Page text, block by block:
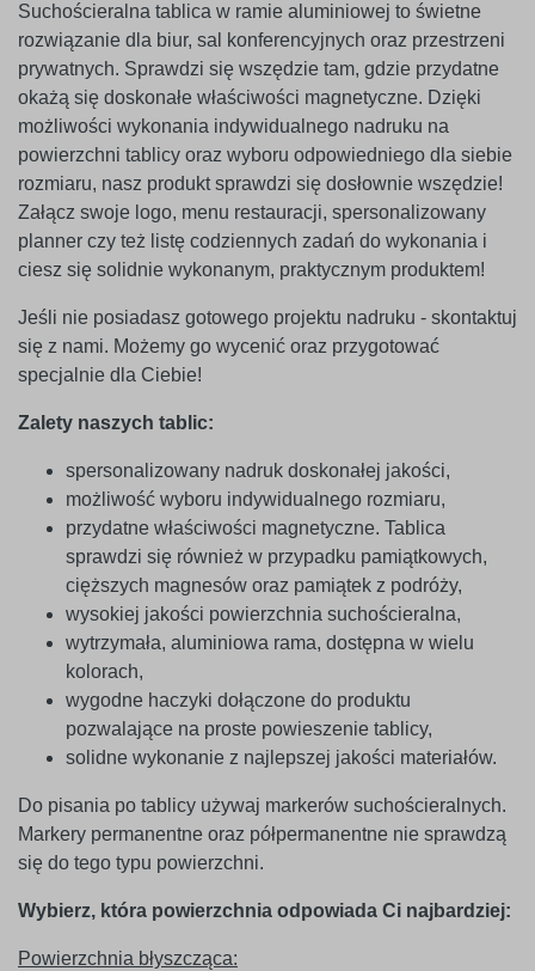
Suchościeralna tablica w ramie aluminiowej to świetne
rozwiązanie dla biur, sal konferencyjnych oraz przestrzeni
prywatnych. Sprawdzi się wszędzie tam, gdzie przydatne
okażą się doskonałe właściwości magnetyczne. Dzięki
możliwości wykonania indywidualnego nadruku na
powierzchni tablicy oraz wyboru odpowiedniego dla siebie
rozmiaru, nasz produkt sprawdzi się dosłownie wszędzie!
Załącz swoje logo, menu restauracji, spersonalizowany
planner czy też listę codziennych zadań do wykonania i
ciesz się solidnie wykonanym, praktycznym produktem!
Jeśli nie posiadasz gotowego projektu nadruku - skontaktuj
się z nami. Możemy go wycenić oraz przygotować
specjalnie dla Ciebie!
Zalety naszych tablic:
spersonalizowany nadruk doskonałej jakości,
możliwość wyboru indywidualnego rozmiaru,
przydatne właściwości magnetyczne. Tablica
sprawdzi się również w przypadku pamiątkowych,
cięższych magnesów oraz pamiątek z podróży,
wysokiej jakości powierzchnia suchościeralna,
wytrzymała, aluminiowa rama, dostępna w wielu
kolorach,
wygodne haczyki dołączone do produktu
pozwalające na proste powieszenie tablicy,
solidne wykonanie z najlepszej jakości materiałów.
Do pisania po tablicy używaj markerów suchościeralnych.
Markery permanentne oraz półpermanentne nie sprawdzą
się do tego typu powierzchni.
Wybierz, która powierzchnia odpowiada Ci najbardziej:
Powierzchnia błyszcząca: